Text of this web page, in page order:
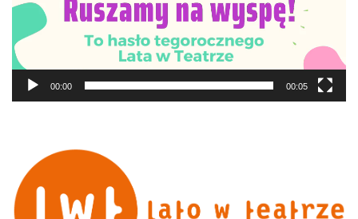
00:00 00:05